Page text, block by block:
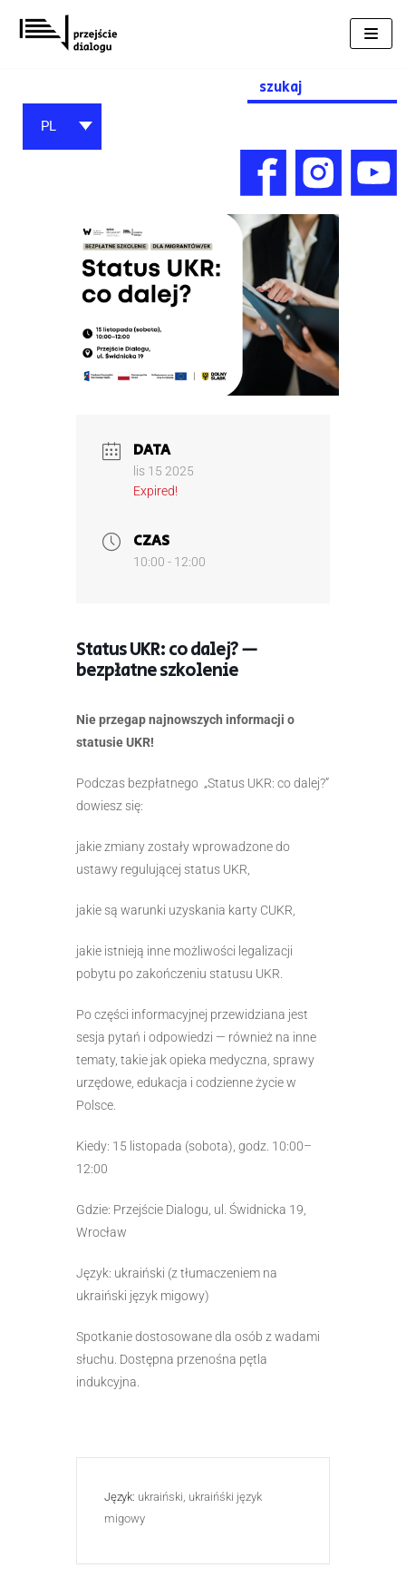
Przejdź
do
Search
for:
PL
DATA
lis 15 2025
Expired!
CZAS
10:00 - 12:00
Status UKR: co dalej? —
bezpłatne szkolenie
Nie przegap najnowszych informacji o
statusie UKR!
Podczas bezpłatnego „Status UKR: co dalej?”
dowiesz się:
jakie zmiany zostały wprowadzone do
ustawy regulującej status UKR,
jakie są warunki uzyskania karty CUKR,
jakie istnieją inne możliwości legalizacji
pobytu po zakończeniu statusu UKR.
Po części informacyjnej przewidziana jest
sesja pytań i odpowiedzi — również na inne
tematy, takie jak opieka medyczna, sprawy
urzędowe, edukacja i codzienne życie w
Polsce.
Kiedy: 15 listopada (sobota), godz. 10:00–
12:00
Gdzie: Przejście Dialogu, ul. Świdnicka 19,
Wrocław
Język: ukraiński (z tłumaczeniem na
ukraiński język migowy)
Spotkanie dostosowane dla osób z wadami
słuchu. Dostępna przenośna pętla
indukcyjna.
Język: ukraiński, ukraińśki język
migowy